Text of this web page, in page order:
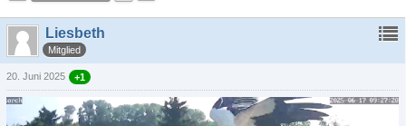
Liesbeth
Mitglied
20. Juni 2025 +1